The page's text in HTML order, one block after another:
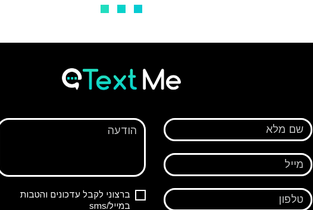
שם מלא
מייל
טלפון
הודעה
ברצוני לקבל עדכונים והטבות
במייל/sms